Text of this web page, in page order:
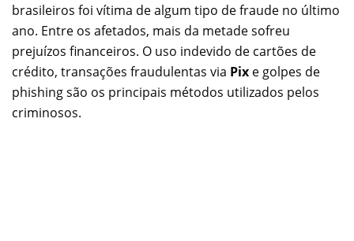
brasileiros foi vítima de algum tipo de fraude no último
ano. Entre os afetados, mais da metade sofreu
prejuízos financeiros. O uso indevido de cartões de
crédito, transações fraudulentas via Pix e golpes de
phishing são os principais métodos utilizados pelos
criminosos.